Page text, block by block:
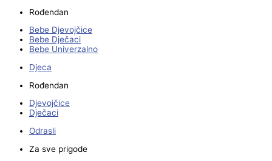
Rođendan
Bebe Djevojčice
Bebe Dječaci
Bebe Univerzalno
Djeca
Rođendan
Djevojčice
Dječaci
Odrasli
Za sve prigode